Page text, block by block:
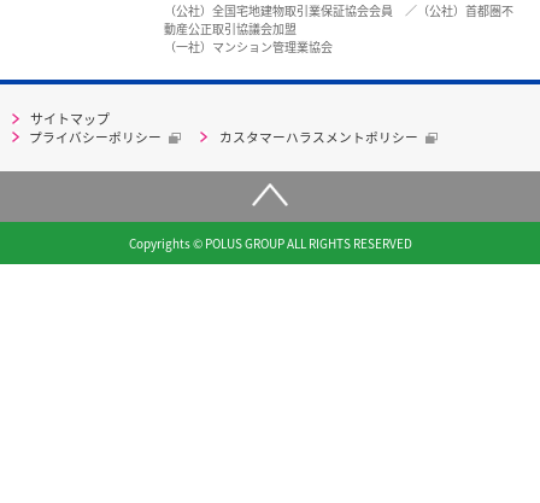
（公社）全国宅地建物取引業保証協会会員 ／（公社）首都圏不
動産公正取引協議会加盟
（一社）マンション管理業協会
サイトマップ
プライバシーポリシー カスタマーハラスメントポリシー
Copyrights © POLUS GROUP ALL RIGHTS RESERVED